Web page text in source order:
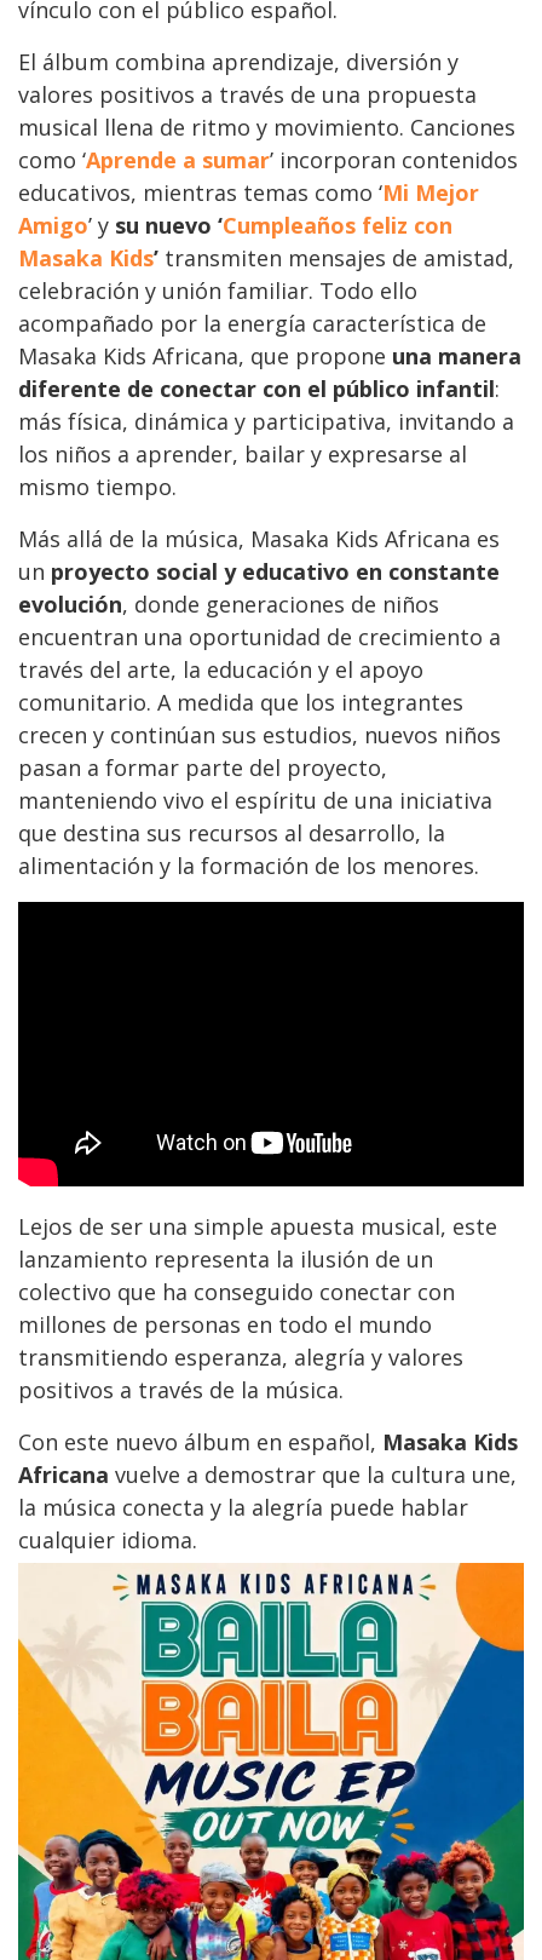
vínculo con el público español.
El álbum combina aprendizaje, diversión y
valores positivos a través de una propuesta
musical llena de ritmo y movimiento. Canciones
como ‘Aprende a sumar’ incorporan contenidos
educativos, mientras temas como ‘Mi Mejor
Amigo’ y su nuevo ‘Cumpleaños feliz con
Masaka Kids’ transmiten mensajes de amistad,
celebración y unión familiar. Todo ello
acompañado por la energía característica de
Masaka Kids Africana, que propone una manera
diferente de conectar con el público infantil:
más física, dinámica y participativa, invitando a
los niños a aprender, bailar y expresarse al
mismo tiempo.
Más allá de la música, Masaka Kids Africana es
un proyecto social y educativo en constante
evolución, donde generaciones de niños
encuentran una oportunidad de crecimiento a
través del arte, la educación y el apoyo
comunitario. A medida que los integrantes
crecen y continúan sus estudios, nuevos niños
pasan a formar parte del proyecto,
manteniendo vivo el espíritu de una iniciativa
que destina sus recursos al desarrollo, la
alimentación y la formación de los menores.
Lejos de ser una simple apuesta musical, este
lanzamiento representa la ilusión de un
colectivo que ha conseguido conectar con
millones de personas en todo el mundo
transmitiendo esperanza, alegría y valores
positivos a través de la música.
Con este nuevo álbum en español, Masaka Kids
Africana vuelve a demostrar que la cultura une,
la música conecta y la alegría puede hablar
cualquier idioma.